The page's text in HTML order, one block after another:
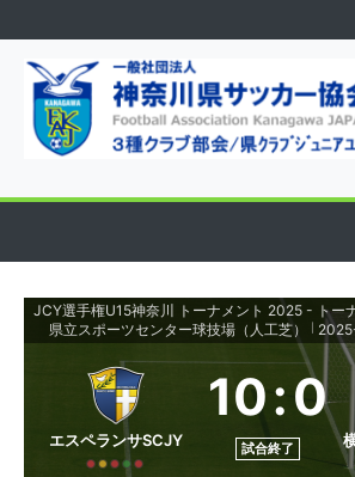
県立スポーツセンター球技場（人工芝）
エスペランサSCJY
10:0
試合終了